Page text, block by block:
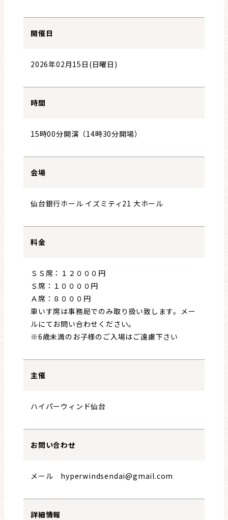
開催日
2026年02月15日(日曜日)
時間
15時00分開演（14時30分開場）
会場
仙台銀行ホール イズミティ21 大ホール
料金
ＳＳ席：１２０００円
Ｓ席：１００００円
Ａ席：８０００円
車いす席は事務局でのみ取り扱い致します。メー
ルにてお問い合わせください。
※6歳未満のお子様のご入場はご遠慮下さい
主催
ハイパーウィンド仙台
お問い合わせ
メール hyperwindsendai@gmail.com
詳細情報